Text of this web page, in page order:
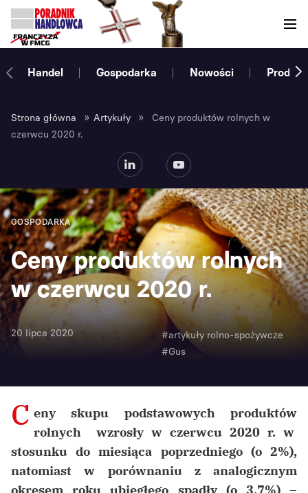
Handel Gospodarka Nowości
Strona główna » Artykuły »
Ceny produktów rolnych w
czerwcu 2020 r.
GOSPODARKA
Ceny produktów rolnych
w czerwcu 2020 r.
20 lipca 2020
#artykuły rolno-spożywcze
#Gus
C eny skupu podstawowych produktów
rolnych wzrosły w czerwcu 2020 r. w
stosunku do miesiąca poprzedniego (o 2%),
natomiast w porównaniu z analogicznym